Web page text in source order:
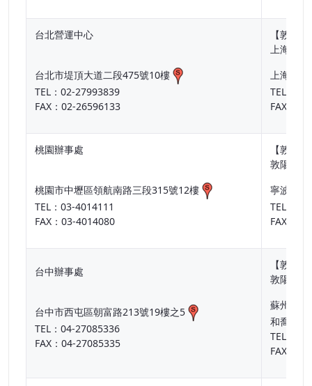
台北營運中心
台北市堤頂大道二段475號10樓
TEL：02-27993839
FAX：02-26596133
【敦陽
上海敦
上海市
TEL：
FAX：
桃園辦事處
桃園市中壢區領航南路三段315號12樓
TEL：03-4014111
FAX：03-4014080
【敦陽
敦陽(寧
寧波保
TEL：
FAX：
台中辦事處
台中市西屯區朝富路213號19樓之5
TEL：04-27085336
FAX：04-27085335
【敦陽
敦陽(寧
蘇州市
和喬麗
TEL：
FAX：